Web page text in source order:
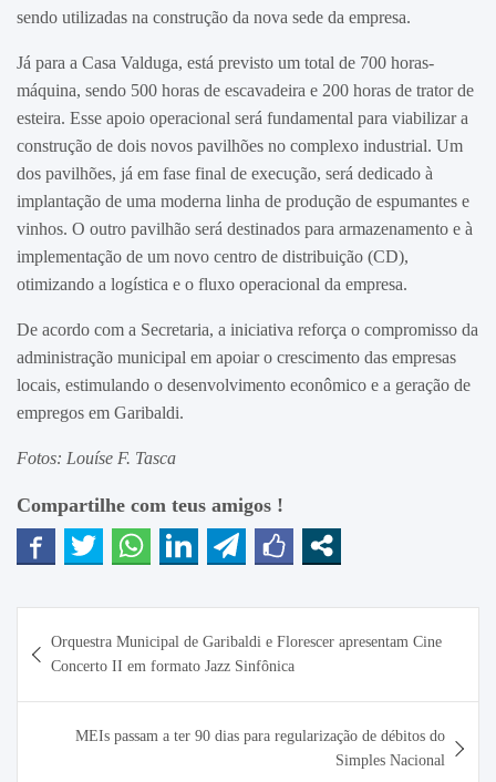
sendo utilizadas na construção da nova sede da empresa.
Já para a Casa Valduga, está previsto um total de 700 horas-
máquina, sendo 500 horas de escavadeira e 200 horas de trator de
esteira. Esse apoio operacional será fundamental para viabilizar a
construção de dois novos pavilhões no complexo industrial. Um
dos pavilhões, já em fase final de execução, será dedicado à
implantação de uma moderna linha de produção de espumantes e
vinhos. O outro pavilhão será destinados para armazenamento e à
implementação de um novo centro de distribuição (CD),
otimizando a logística e o fluxo operacional da empresa.
De acordo com a Secretaria, a iniciativa reforça o compromisso da
administração municipal em apoiar o crescimento das empresas
locais, estimulando o desenvolvimento econômico e a geração de
empregos em Garibaldi.
Fotos: Louíse F. Tasca
Compartilhe com teus amigos !
de
Post
Orquestra Municipal de Garibaldi e Florescer apresentam Cine
Concerto II em formato Jazz Sinfônica
MEIs passam a ter 90 dias para regularização de débitos do
Simples Nacional